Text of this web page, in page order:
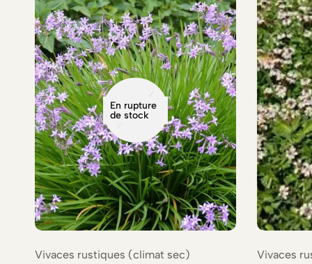
En rupture
de stock
Vivaces rustiques (climat sec) Vivaces